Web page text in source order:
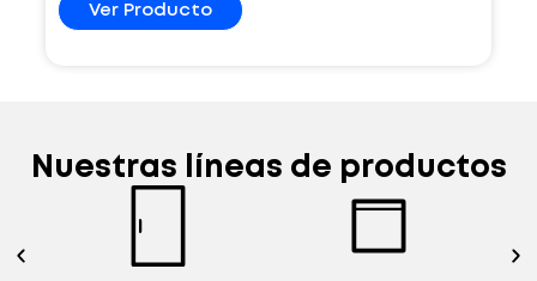
Ver Producto
Nuestras líneas de productos